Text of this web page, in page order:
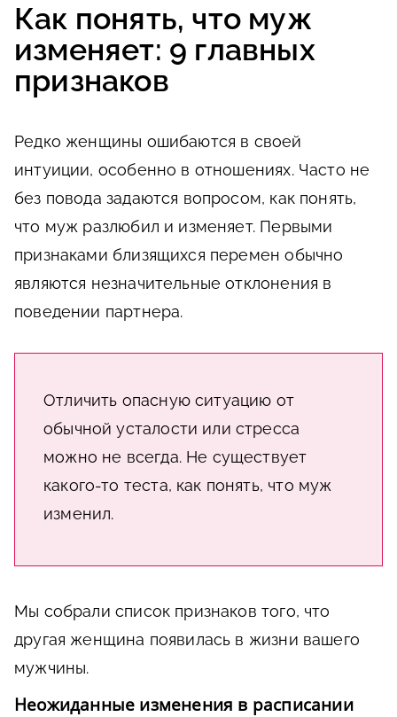
Как понять, что муж
изменяет: 9 главных
признаков
Редко женщины ошибаются в своей
интуиции, особенно в отношениях. Часто не
без повода задаются вопросом, как понять,
что муж разлюбил и изменяет. Первыми
признаками близящихся перемен обычно
являются незначительные отклонения в
поведении партнера.
Отличить опасную ситуацию от
обычной усталости или стресса
можно не всегда. Не существует
какого-то теста, как понять, что муж
изменил.
Мы собрали список признаков того, что
другая женщина появилась в жизни вашего
мужчины.
Неожиданные изменения в расписании